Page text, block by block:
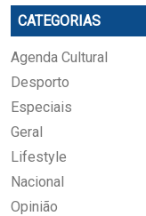
CATEGORIAS
Agenda Cultural
Desporto
Especiais
Geral
Lifestyle
Nacional
Opinião